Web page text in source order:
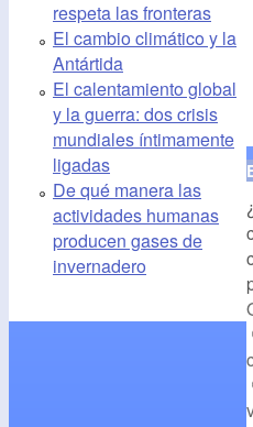
respeta las fronteras
El cambio climático y la
Antártida
El calentamiento global
y la guerra: dos crisis
mundiales íntimamente
ligadas
De qué manera las
actividades humanas
producen gases de
invernadero